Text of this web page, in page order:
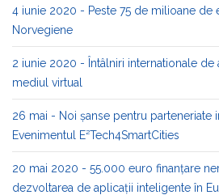
4 iunie 2020 - Peste 75 de milioane de
Norvegiene
2 iunie 2020 - Întâlniri internationale de
mediul virtual
26 mai - Noi șanse pentru parteneriate
Evenimentul E²Tech4SmartCities
20 mai 2020 - 55.000 euro finanțare
dezvoltarea de aplicații inteligente în